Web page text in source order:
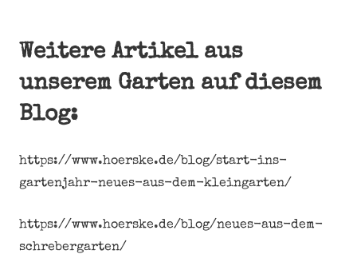
Weitere Artikel aus
unserem Garten auf diesem
Blog:
https://www.hoerske.de/blog/start-ins-
gartenjahr-neues-aus-dem-kleingarten/
https://www.hoerske.de/blog/neues-aus-dem-
schrebergarten/